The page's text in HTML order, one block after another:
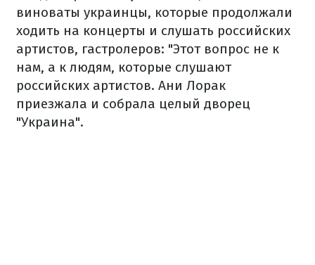
виноваты украинцы, которые продолжали
ходить на концерты и слушать российских
артистов, гастролеров: "Этот вопрос не к
нам, а к людям, которые слушают
российских артистов. Ани Лорак
приезжала и собрала целый дворец
"Украина".